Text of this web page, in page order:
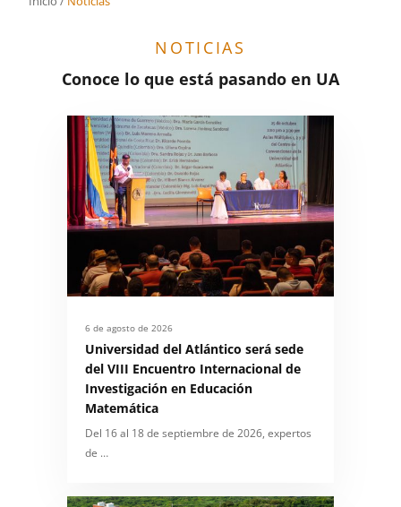
NOTICIAS
Conoce lo que está pasando en UA
6 de agosto de 2026
Universidad del Atlántico será sede
del VIII Encuentro Internacional de
Investigación en Educación
Matemática
Del 16 al 18 de septiembre de 2026, expertos
de …